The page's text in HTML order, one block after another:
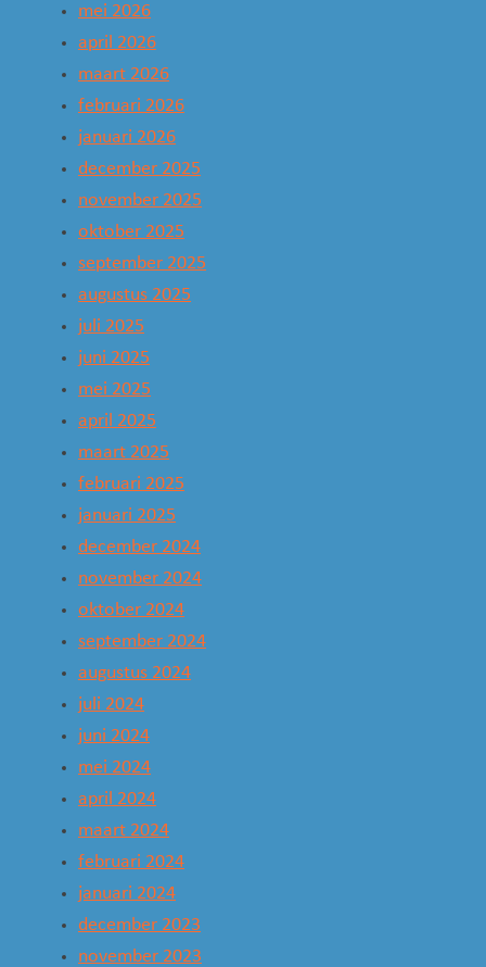
mei 2026
april 2026
maart 2026
februari 2026
januari 2026
december 2025
november 2025
oktober 2025
september 2025
augustus 2025
juli 2025
juni 2025
mei 2025
april 2025
maart 2025
februari 2025
januari 2025
december 2024
november 2024
oktober 2024
september 2024
augustus 2024
juli 2024
juni 2024
mei 2024
april 2024
maart 2024
februari 2024
januari 2024
december 2023
november 2023